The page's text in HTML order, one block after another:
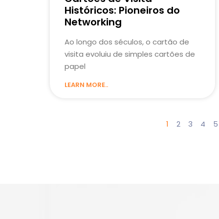
Históricos: Pioneiros do
Networking
Ao longo dos séculos, o cartão de
visita evoluiu de simples cartões de
papel
LEARN MORE..
1 2 3 4 5